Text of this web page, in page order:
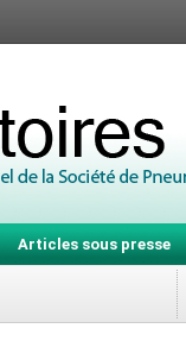
Articles sous presse